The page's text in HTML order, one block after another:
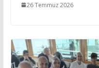
26 Temmuz 2026